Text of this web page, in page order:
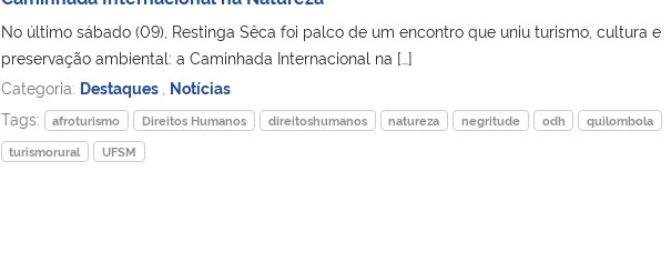
No último sábado (09), Restinga Sêca foi palco de um encontro que uniu turismo, cultura e
preservação ambiental: a Caminhada Internacional na […]
Categoria: Destaques Notícias
Tags:
afroturismo Direitos Humanos direitoshumanos natureza negritude odh
quilombola
turismorural
UFSM